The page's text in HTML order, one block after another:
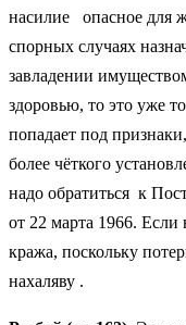
насилие опасное для
спорных случаях
завладении
здоровью, то это уже
попадает под
более чёткого
надо обратиться к
от 22 марта 1966.
кража, поскольку
нахаляву .